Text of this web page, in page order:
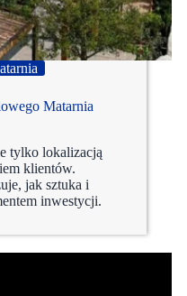
Matarnia
tylko lokalizacją
klientów.
jak sztuka i
inwestycji.